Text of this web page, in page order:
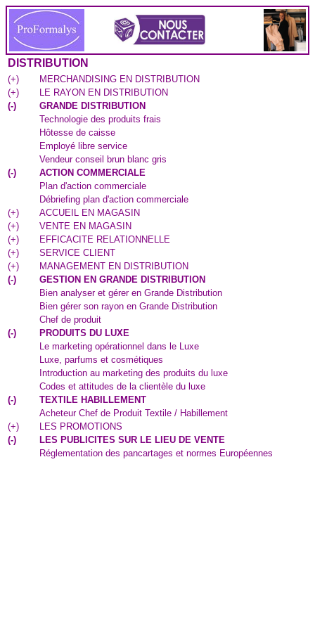
DISTRIBUTION
(+)
MERCHANDISING EN DISTRIBUTION
(+)
LE RAYON EN DISTRIBUTION
(-)
GRANDE DISTRIBUTION
Technologie des produits frais
Hôtesse de caisse
Employé libre service
Vendeur conseil brun blanc gris
(-)
ACTION COMMERCIALE
Plan d'action commerciale
Débriefing plan d'action commerciale
(+)
ACCUEIL EN MAGASIN
(+)
VENTE EN MAGASIN
(+)
EFFICACITE RELATIONNELLE
(+)
SERVICE CLIENT
(+)
MANAGEMENT EN DISTRIBUTION
(-)
GESTION EN GRANDE DISTRIBUTION
Bien analyser et gérer en Grande Distribution
Bien gérer son rayon en Grande Distribution
Chef de produit
(-)
PRODUITS DU LUXE
Le marketing opérationnel dans le Luxe
Luxe, parfums et cosmétiques
Introduction au marketing des produits du luxe
Codes et attitudes de la clientèle du luxe
(-)
TEXTILE HABILLEMENT
Acheteur Chef de Produit Textile / Habillement
(+)
LES PROMOTIONS
(-)
LES PUBLICITES SUR LE LIEU DE VENTE
Réglementation des pancartages et normes Européennes